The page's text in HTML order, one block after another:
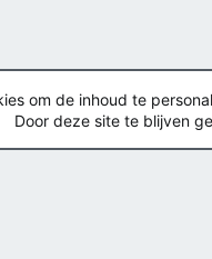
om de inhoud te
Door deze site te blijven